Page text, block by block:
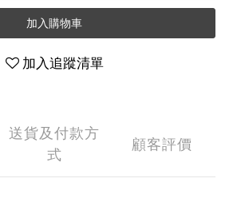
加入購物車
加入追蹤清單
送貨及付款方
式
顧客評價